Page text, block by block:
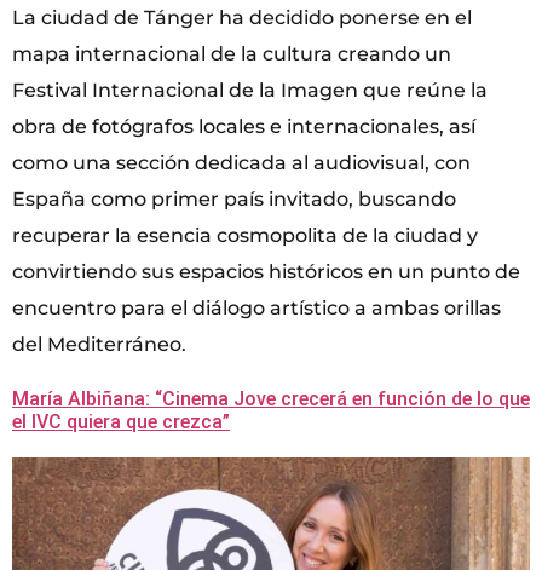
La ciudad de Tánger ha decidido ponerse en el
mapa internacional de la cultura creando un
Festival Internacional de la Imagen que reúne la
obra de fotógrafos locales e internacionales, así
como una sección dedicada al audiovisual, con
España como primer país invitado, buscando
recuperar la esencia cosmopolita de la ciudad y
convirtiendo sus espacios históricos en un punto de
encuentro para el diálogo artístico a ambas orillas
del Mediterráneo.
María Albiñana: “Cinema Jove crecerá en función de lo que
el IVC quiera que crezca”